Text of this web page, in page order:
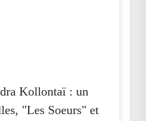
Kollontaï : un
"Les Soeurs" et